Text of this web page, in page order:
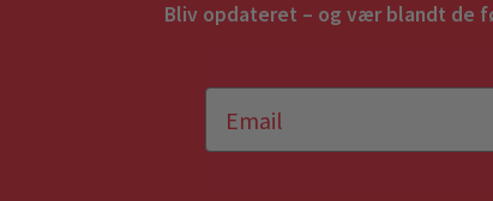
Bliv opdateret – og vær blandt de